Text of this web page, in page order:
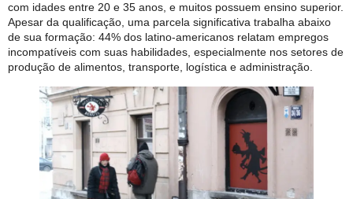
com idades entre 20 e 35 anos, e muitos possuem ensino superior.
Apesar da qualificação, uma parcela significativa trabalha abaixo
de sua formação: 44% dos latino-americanos relatam empregos
incompatíveis com suas habilidades, especialmente nos setores de
produção de alimentos, transporte, logística e administração.